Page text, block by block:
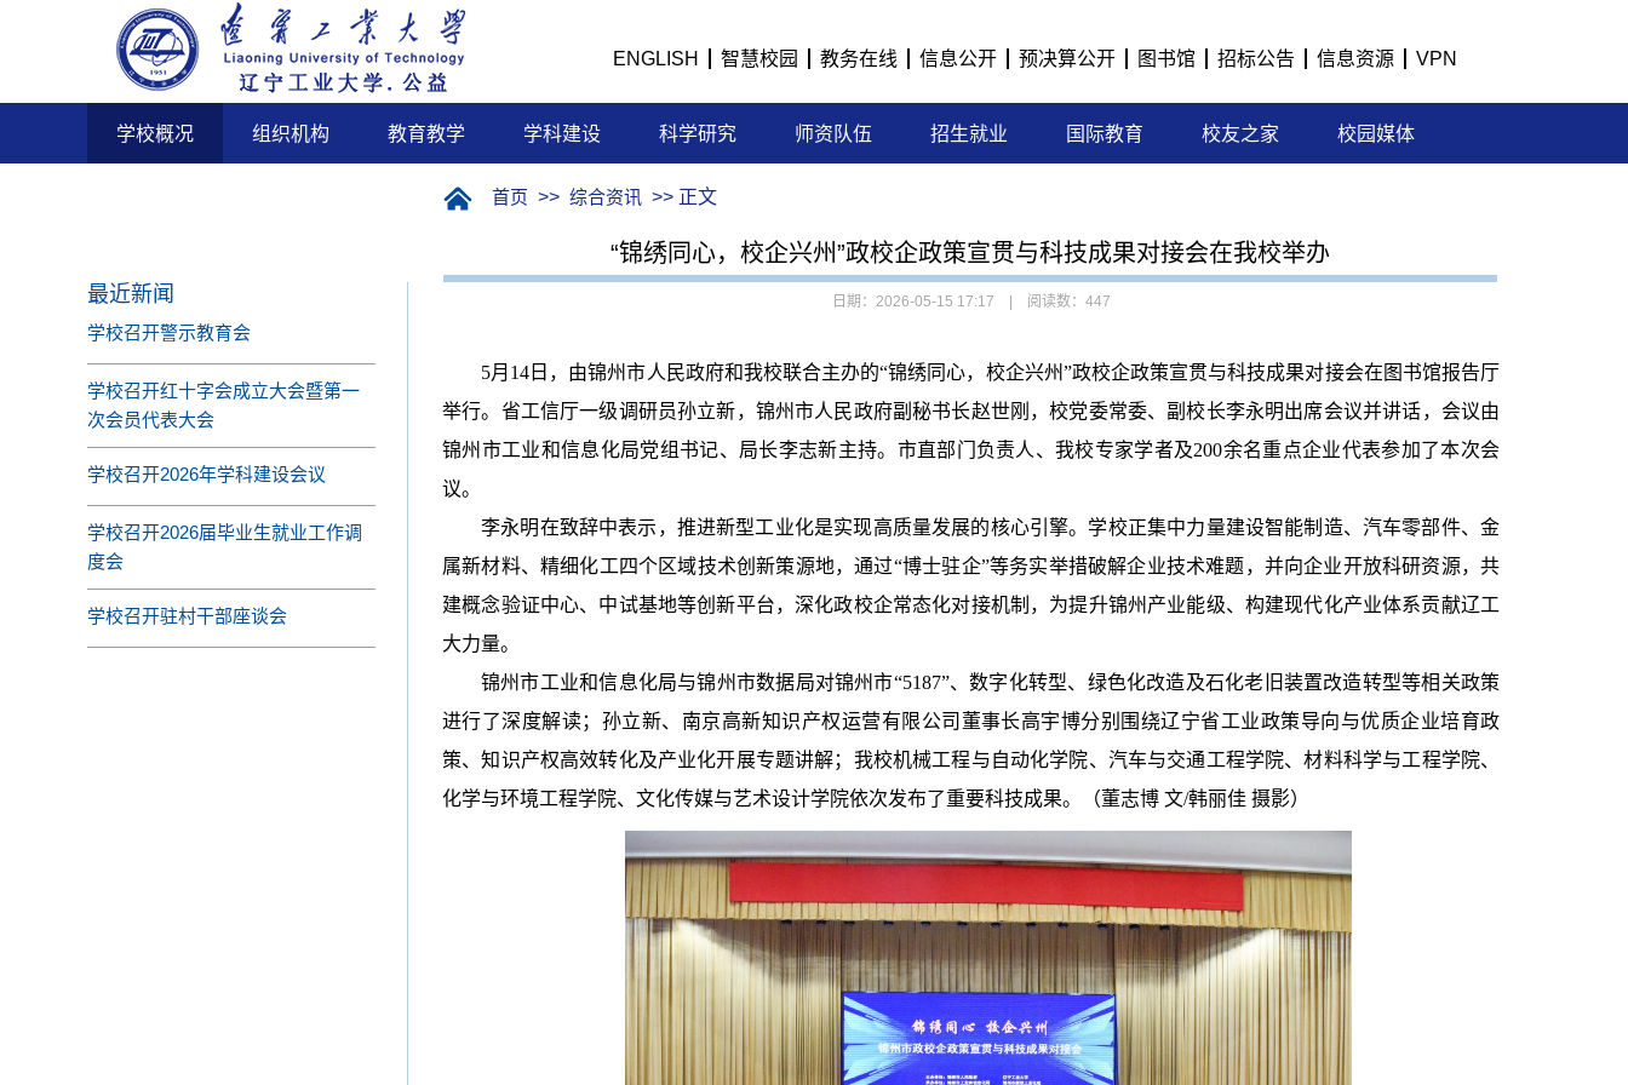
ENGLISH 智慧校园 教务在线 信息公开 预决算公开 图书馆 招标公告 信息资源 VPN
学校概况 组织机构 教育教学 学科建设 科学研究 师资队伍 招生就业 国际教育 校友之家 校园媒体
最近新闻
学校召开警示教育会
学校召开红十字会成立大会暨第一
次会员代表大会
学校召开2026年学科建设会议
学校召开2026届毕业生就业工作调
度会
学校召开驻村干部座谈会
首页 >> 综合资讯 >> 正文
“锦绣同心，校企兴州”政校企政策宣贯与科技成果对接会在我校举办
日期：2026-05-15 17:17 | 阅读数： 447
5月14日，由锦州市人民政府和我校联合主办的“锦绣同心，校企兴州”政校企政策宣贯与科技成果对接会在图书馆报告厅
举行。 省工信厅一级调研员孙立新， 锦州市人民政府副秘书长赵世刚，校党委常委、副校长李永明出席会议并讲话，会议由
锦州市工业和信息化局党组书记、局长李志新主持。市直部门负责人、我校专家学者及200余名重点企业代表参加了本次会
议。
李永明在致辞中表示，推进新型工业化是实现高质量发展的核心引擎。学校正集中力量建设智能制造、汽车零部件、金
属新材料、精细化工四个区域技术创新策源地，通过“博士驻企”等务实举措破解企业技术难题，并向企业开放科研资源，共
建概念验证中心、中试基地等创新平台，深化政校企常态化对接机制，为提升锦州产业能级、构建现代化产业体系贡献辽工
大力量。
锦州市工业和信息化局与锦州市数据局对锦州市“5187”、数字化转型、绿色化改造及石化老旧装置改造转型等相关政策
进行了深度解读； 孙立新、南京高新知识产权运营有限公司董事长高宇博分别围绕辽宁省工业政策导向与优质企业培育政
策、知识产权高效转化及产业化开展专题讲解；我校机械工程与自动化学院、汽车与交通工程学院、材料科学与工程学院、
化学与环境工程学院、文化传媒与艺术设计学院依次发布了重要科技成果。（董志博 文/韩丽佳 摄影）